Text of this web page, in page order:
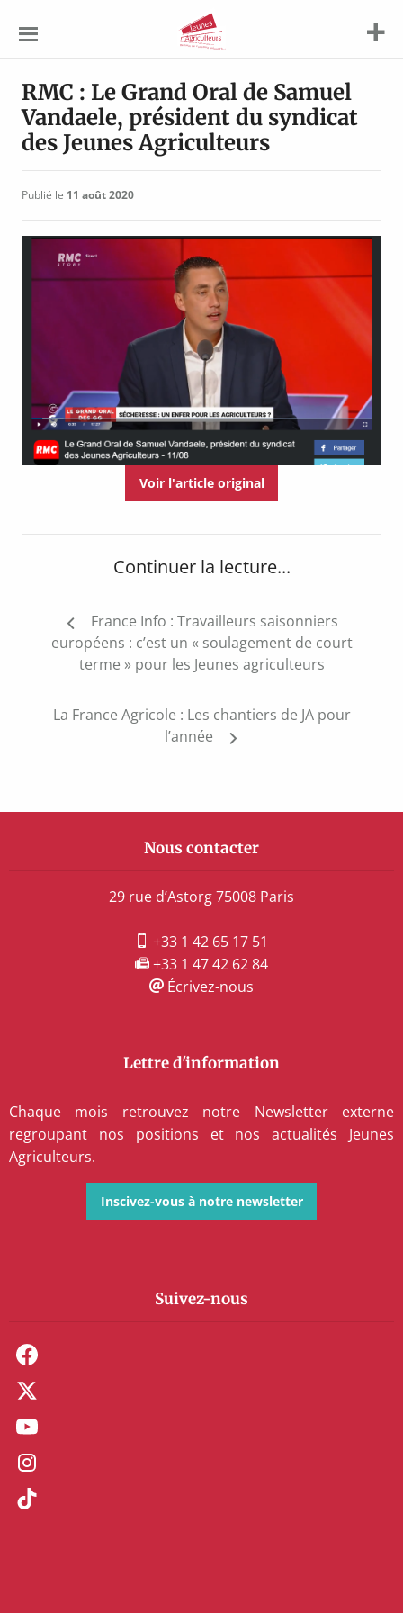
Agriculteurs
RMC : Le Grand Oral de Samuel
Vandaele, président du syndicat
des Jeunes Agriculteurs
Publié le 11 août 2020
Voir l'article original
Continuer la lecture...
Navigation
l’article
France Info : Travailleurs saisonniers
européens : c’est un « soulagement de court
terme » pour les Jeunes agriculteurs
La France Agricole : Les chantiers de JA pour
l’année
Nous contacter
29 rue d’Astorg 75008 Paris
+33 1 42 65 17 51
+33 1 47 42 62 84
Écrivez-nous
Lettre d'information
Chaque mois retrouvez notre Newsletter externe
regroupant nos positions et nos actualités Jeunes
Agriculteurs.
Inscivez-vous à notre newsletter
Suivez-nous